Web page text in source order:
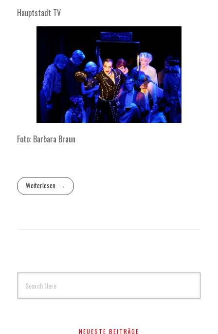
Hauptstadt TV
Foto: Barbara Braun
Weiterlesen
NEUESTE BEITRÄGE